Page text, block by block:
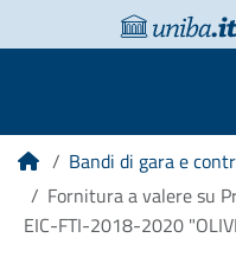
HomeBandi di gara e
Fornitura a valere su
EIC-FTI-2018-2020